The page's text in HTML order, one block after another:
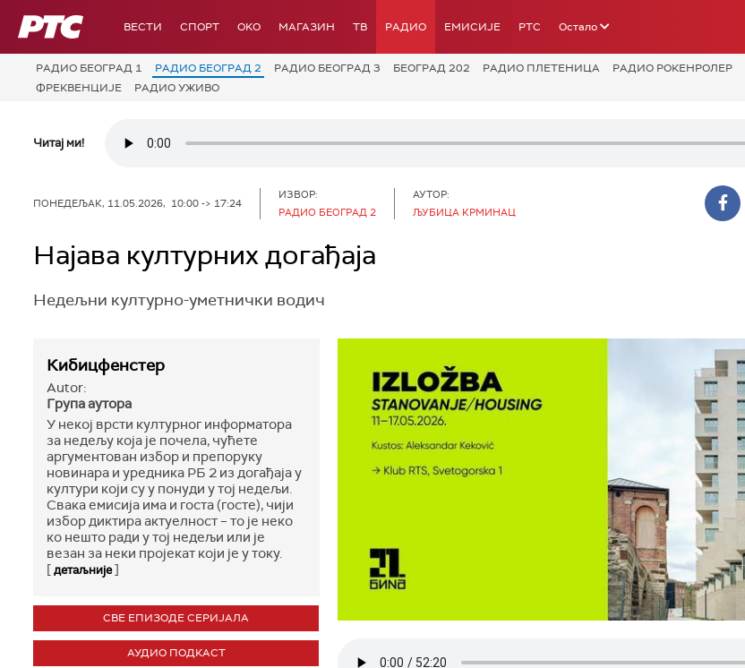
РТС ВЕСТИ СПОРТ OKO МАГАЗИН ТВ РАДИО ЕМИСИЈЕ РТС Остало
РАДИО БЕОГРАД 1 РАДИО БЕОГРАД 2 РАДИО БЕОГРАД 3 БЕОГРАД 202 РАДИО ПЛЕТЕНИЦА РАДИО РОКЕНРОЛЕР
ФРЕКВЕНЦИЈЕ
РАДИО УЖИВО
Читај ми!
ПОНЕДЕЉАК, 11.05.2026, 10:00 -> 17:24
ИЗВОР:
РАДИО БЕОГРАД 2
АУТОР:
ЉУБИЦА КРМИНАЦ
Најава културних догађаја
Недељни културно-уметнички водич
Кибицфенстер
Autor:
Група аутора
У некој врсти културног информатора
за недељу која је почела, чућете
аргументован избор и препоруку
новинара и уредника РБ 2 из догађаја у
култури који су у понуди у тој недељи.
Свака емисија има и госта (госте), чији
избор диктира актуелност – то је неко
ко нешто ради у тој недељи или је
везан за неки пројекат који је у току.
[детаљније]
СВЕ ЕПИЗОДЕ СЕРИЈАЛА
АУДИО ПОДКАСТ